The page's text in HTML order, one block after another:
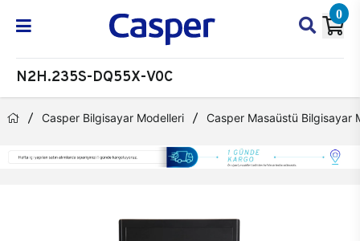
0
N2H.235S-DQ55X-V0C
Casper Bilgisayar Modelleri Casper Masaüstü Bilgisayar